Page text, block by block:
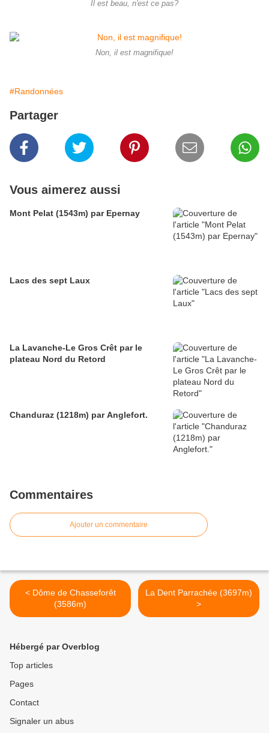
Il est beau, n'est ce pas?
Non, il est magnifique!
#Randonnées
Partager
Vous aimerez aussi
Mont Pelat (1543m) par Epernay
Lacs des sept Laux
La Lavanche-Le Gros Crêt par le
plateau Nord du Retord
Chanduraz (1218m) par Anglefort.
Commentaires
Ajouter un commentaire
< Dôme de Chasseforêt
(3586m)
La Dent Parrachée (3697m)
>
Hébergé par Overblog
Top articles
Pages
Contact
Signaler un abus